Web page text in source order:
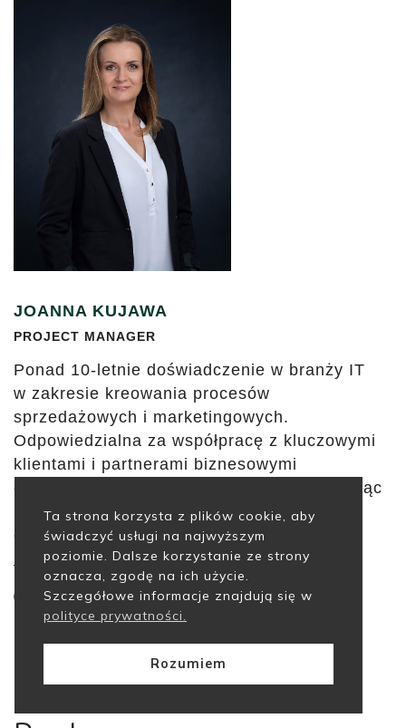
JOANNA KUJAWA
PROJECT MANAGER
Ponad 10-letnie doświadczenie w branży IT
w zakresie kreowania procesów
sprzedażowych i marketingowych.
Odpowiedzialna za współpracę z kluczowymi
klientami i partnerami biznesowymi
oraz koordynowanie projektów IT. Poszukując
nowych wyzwań i możliwości rozwoju,
dołączyła do zespołu AZ Frame.
Ta strona korzysta z plików cookie, aby
świadczyć usługi na najwyższym
poziomie. Dalsze korzystanie ze strony
oznacza, zgodę na ich użycie.
Szczegółowe informacje znajdują się w
polityce prywatności.
Rozumiem